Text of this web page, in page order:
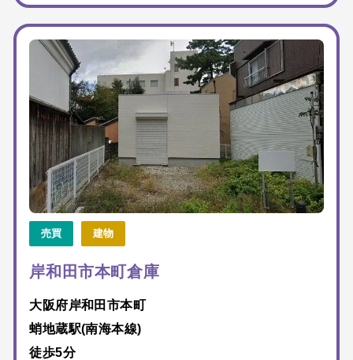
売買 建物
岸和田市本町倉庫
大阪府岸和田市本町
蛸地蔵駅(南海本線)
徒歩5分